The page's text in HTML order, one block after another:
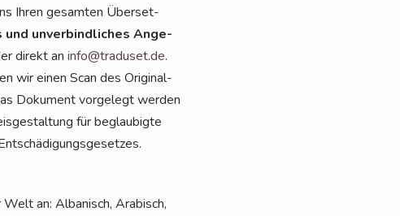
Ihren gesam­ten Über­set­
unver­bind­li­ches Ange­
direkt an info@traduset.de.
wir einen Scan des Ori­gi­nal-
Doku­ment vor­ge­legt wer­den
für beglau­big­te
an: Alba­nisch, Ara­bisch,